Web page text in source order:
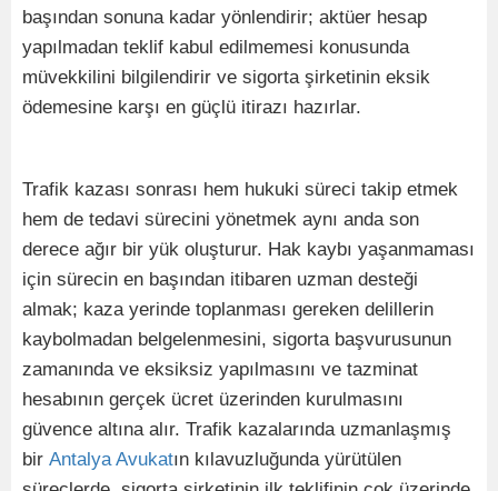
başından sonuna kadar yönlendirir; aktüer hesap
yapılmadan teklif kabul edilmemesi konusunda
müvekkilini bilgilendirir ve sigorta şirketinin eksik
ödemesine karşı en güçlü itirazı hazırlar.
Trafik kazası sonrası hem hukuki süreci takip etmek
hem de tedavi sürecini yönetmek aynı anda son
derece ağır bir yük oluşturur. Hak kaybı yaşanmaması
için sürecin en başından itibaren uzman desteği
almak; kaza yerinde toplanması gereken delillerin
kaybolmadan belgelenmesini, sigorta başvurusunun
zamanında ve eksiksiz yapılmasını ve tazminat
hesabının gerçek ücret üzerinden kurulmasını
güvence altına alır. Trafik kazalarında uzmanlaşmış
bir Antalya Avukatın kılavuzluğunda yürütülen